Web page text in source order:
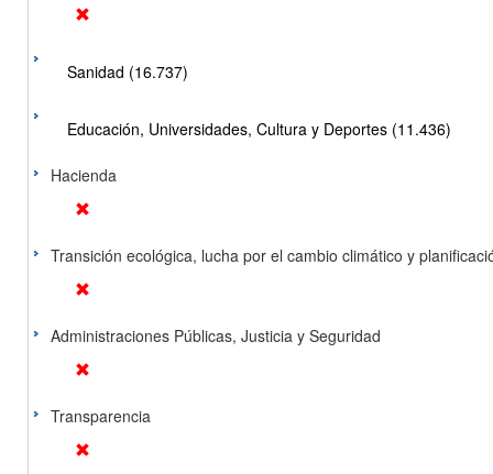
Sanidad (16.737)
Educación, Universidades, Cultura y Deportes (11.436)
Hacienda
Transición ecológica, lucha por el cambio climático y
Administraciones Públicas, Justicia y Seguridad
Transparencia